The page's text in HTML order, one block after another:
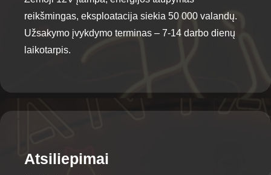
reikšmingas, eksploatacija siekia 50 000 valandų.
Užsakymo įvykdymo terminas – 7-14 darbo dienų
laikotarpis.
Atsiliepimai